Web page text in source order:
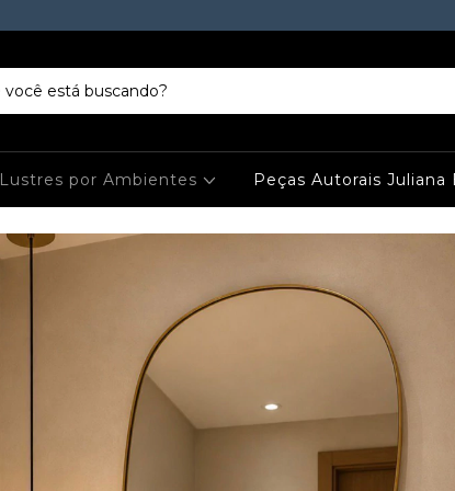
Lustres por Ambientes Peças Autorais Juliana